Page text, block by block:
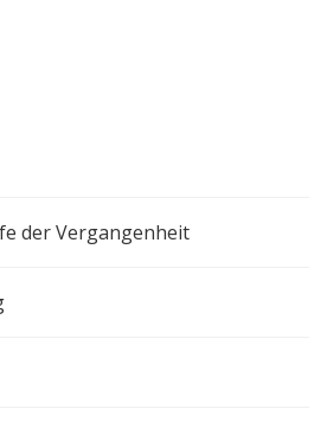
der Vergangenheit